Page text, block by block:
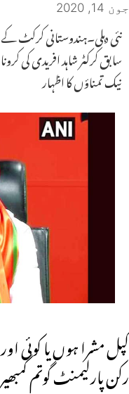
جون 14, 2020
نئی دہلی۔ہندوستانی کرکٹ
سابق کرکٹر شاہد افریدی کی
نیک تمناؤں کا اظہار
کپل مشرا ہوں یا کوئی
رکن پارلیمنٹ گوتم گمبھیر